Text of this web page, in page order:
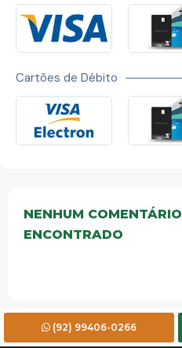
Cartões de Débito
NENHUM COMENTÁRIO
ENCONTRADO
(92) 99406-0266